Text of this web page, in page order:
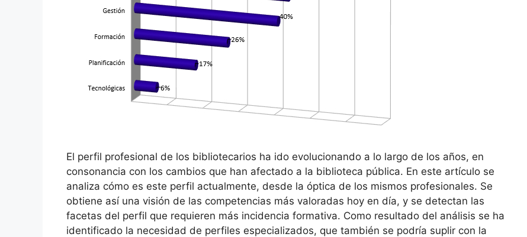
El perfil profesional de los bibliotecarios ha ido evolucionando a lo largo de los años, en
consonancia con los cambios que han afectado a la biblioteca pública. En este artículo se
analiza cómo es este perfil actualmente, desde la óptica de los mismos profesionales. Se
obtiene así una visión de las competencias más valoradas hoy en día, y se detectan las
facetas del perfil que requieren más incidencia formativa. Como resultado del análisis se ha
identificado la necesidad de perfiles especializados, que también se podría suplir con la